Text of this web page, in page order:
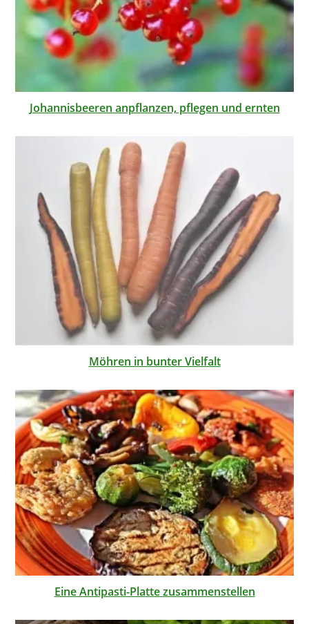
Johannisbeeren anpflanzen, pflegen und ernten
Möhren in bunter Vielfalt
Eine Antipasti-Platte zusammenstellen